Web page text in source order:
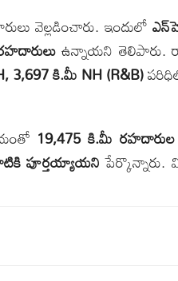
వెల్లడించారు. ఇందులో
ఉన్నాయని తెలిపారు.
3,697 కి.మీ NH (R&B)
19,475 కి.మీ రహదారుల
పూర్తయ్యాయనిపేర్కొన్నారు.